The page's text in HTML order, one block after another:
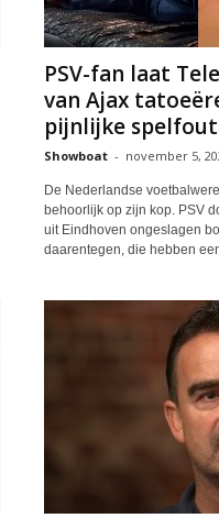
PSV-fan laat
van Ajax
pijnlijke
Showboat - november 5,
De Nederlandse
behoorlijk op zijn kop. PSV
uit Eindhoven ongeslagen
daarentegen, die hebben